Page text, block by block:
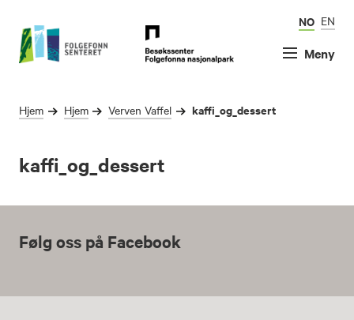
NO EN
Meny
Hjem Hjem Verven Vaffel kaffi_og_dessert
kaffi_og_dessert
Følg oss på Facebook